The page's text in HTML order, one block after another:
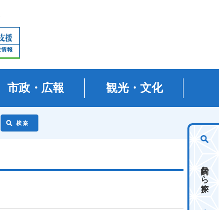
市政・広報 観光・文化
目的から探す